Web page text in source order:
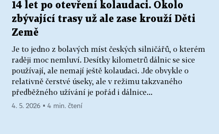
14 let po otevření kolaudaci. Okolo
zbývající trasy už ale zase krouží Děti
Země
Je to jedno z bolavých míst českých silničářů, o kterém
raději moc nemluví. Desítky kilometrů dálnic se sice
používají, ale nemají ještě kolaudaci. Jde obvykle o
relativně čerstvé úseky, ale v režimu takzvaného
předběžného užívání je pořád i dálnice...
4. 5. 2026 ▪ 4 min. čtení